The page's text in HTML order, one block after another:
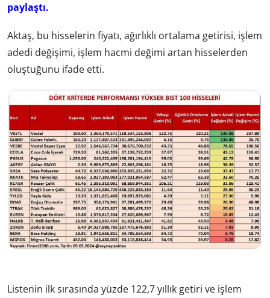
paylaştı.
Aktaş, bu hisselerin fiyatı, ağırlıklı ortalama getirisi, işlem
adedi değişimi, işlem hacmi değimi artan hisselerden
oluştuğunu ifade etti.
Listenin ilk sırasında yüzde 122,7 yıllık getiri ve işlem